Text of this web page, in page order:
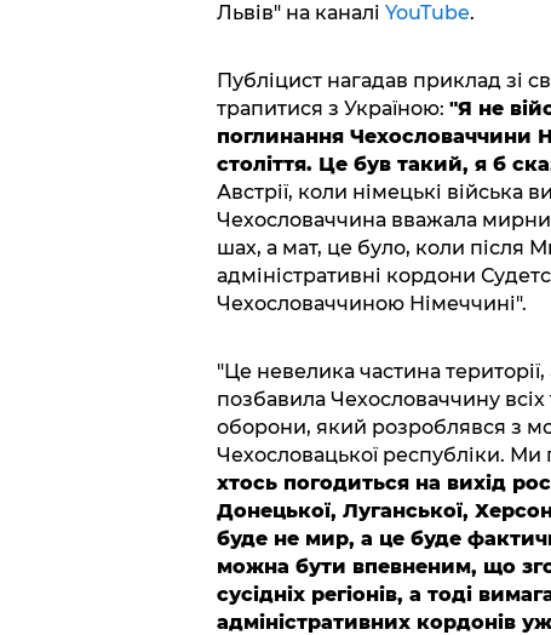
Львів" на каналі YouTube.
Публіцист нагадав приклад зі
трапитися з Україною: "Я не
поглинання Чехословаччини
століття. Це був такий, я б
Австрії, коли німецькі
Чехословаччина вважала
шах, а мат, це було, коли після
адміністративні кордони
Чехословаччиною Німеччині".
"Це невелика частина
позбавила Чехословаччину всіх
оборони, який розроблявся з
Чехословацької республіки.
хтось погодиться на вихід
Донецької, Луганської,
буде не мир, а це буде
можна бути впевненим, що
сусідніх регіонів, а тоді
адміністративних кордонів